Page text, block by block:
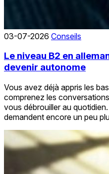
03-07-2026 Conseils
Le niveau B2 en
devenir autonome
Vous avez déjà appris les
comprenez les
vous débrouiller au
demandent encore un peu